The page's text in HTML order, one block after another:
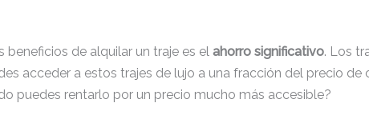
beneficios de alquilar un traje es el ahorro significativo. Los
acceder a estos trajes de lujo a una fracción del precio
puedes rentarlo por un precio mucho más accesible?